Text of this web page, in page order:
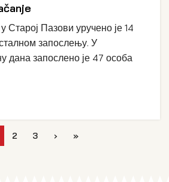
Пазови уручено је 14
запослењу. У
дана запослено је 47 особа
2 3 › »